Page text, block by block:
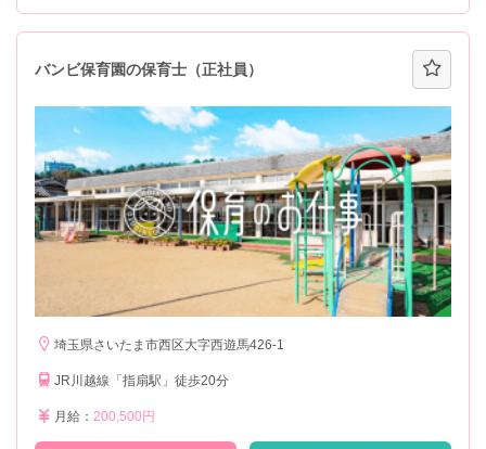
バンビ保育園の保育士（正社員）
埼玉県さいたま市西区大字西遊馬426-1
JR川越線「指扇駅」徒歩20分
月給： 200,500円